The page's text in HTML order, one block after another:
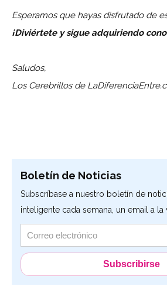
Esperamos que hayas disfrutado de
¡Diviértete y sigue adquiriendo
Saludos,
Los Cerebrillos de
Boletín de Noticias
Subscríbase a nuestro boletín de
inteligente cada semana, un email a la